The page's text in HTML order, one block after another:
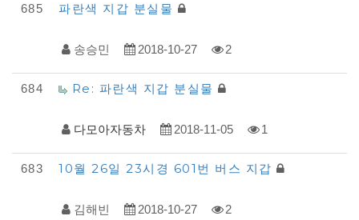
685 파란색 지갑 분실물
송승민 2018-10-27 2
684 Re: 파란색 지갑 분실물
다모아자동차 2018-11-05 1
683 10월 26일 23시경 601번 버스 지갑
김해빈 2018-10-27 2